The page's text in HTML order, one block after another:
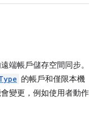
端帳戶儲存空間同步。
的帳戶和僅限本機
變更，例如使用者動作